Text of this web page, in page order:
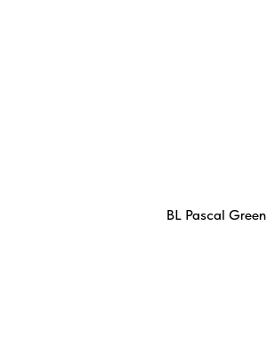
BL Pascal Green